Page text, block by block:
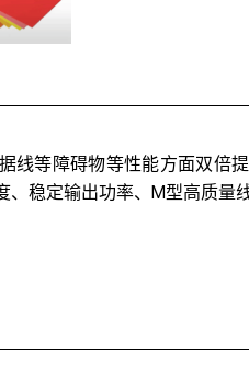
线等障碍物等性能方面双倍
、稳定输出功率、M型高质量